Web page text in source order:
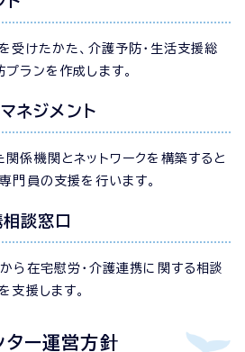
けたかた、介護予防・生活支援総
ランを作成します。
ネジメント
係機関とネットワークを構築すると
門員の支援を行います。
談窓口
ら在宅慰労・介護連携に関する相談
支援します。
ター運営方針